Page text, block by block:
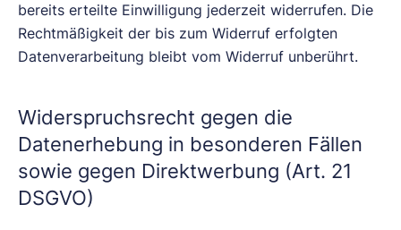
bereits erteilte Einwilligung jederzeit widerrufen. Die
Rechtmäßigkeit der bis zum Widerruf erfolgten
Datenverarbeitung bleibt vom Widerruf unberührt.
Widerspruchsrecht gegen die
Datenerhebung in besonderen Fällen
sowie gegen Direktwerbung (Art. 21
DSGVO)